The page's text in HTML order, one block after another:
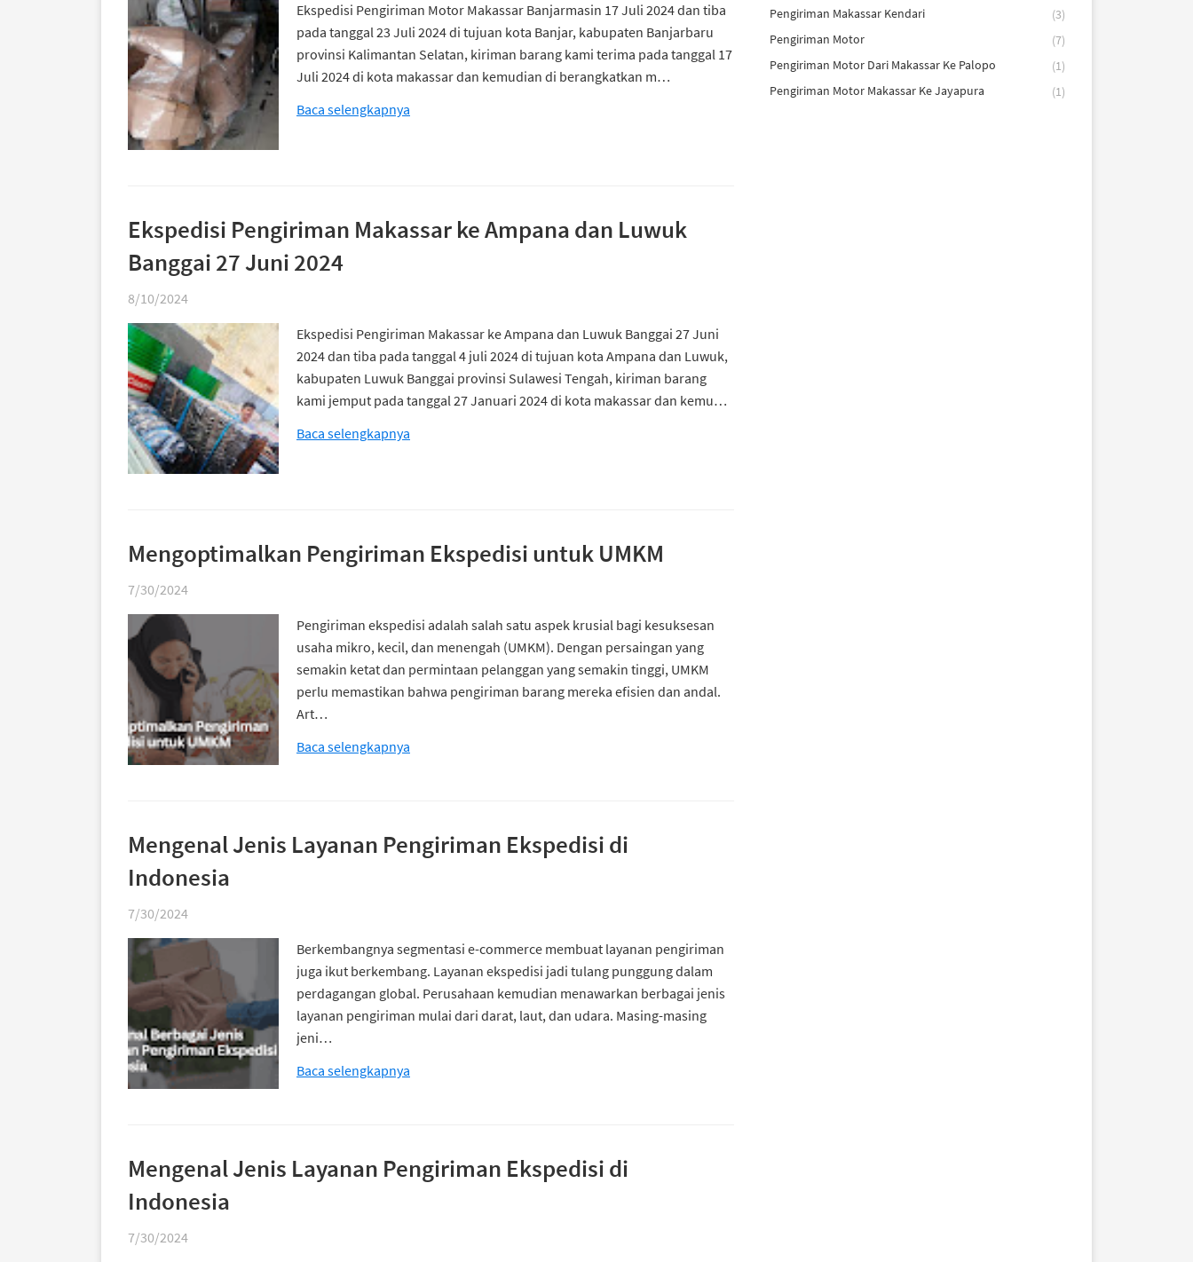
Ekspedisi Pengiriman Motor Makassar Banjarmasin 17 Juli 2024 dan tiba
pada tanggal 23 Juli 2024 di tujuan kota Banjar, kabupaten Banjarbaru
provinsi Kalimantan Selatan, kiriman barang kami terima pada tanggal 17
Juli 2024 di kota makassar dan kemudian di berangkatkan m…
Baca selengkapnya
Ekspedisi Pengiriman Makassar ke Ampana dan Luwuk
Banggai 27 Juni 2024
8/10/2024
Ekspedisi Pengiriman Makassar ke Ampana dan Luwuk Banggai 27 Juni
2024 dan tiba pada tanggal 4 juli 2024 di tujuan kota Ampana dan Luwuk,
kabupaten Luwuk Banggai provinsi Sulawesi Tengah, kiriman barang
kami jemput pada tanggal 27 Januari 2024 di kota makassar dan kemu…
Baca selengkapnya
Mengoptimalkan Pengiriman Ekspedisi untuk UMKM
7/30/2024
Pengiriman ekspedisi adalah salah satu aspek krusial bagi kesuksesan
usaha mikro, kecil, dan menengah (UMKM). Dengan persaingan yang
semakin ketat dan permintaan pelanggan yang semakin tinggi, UMKM
perlu memastikan bahwa pengiriman barang mereka efisien dan andal.
Art…
Baca selengkapnya
Mengenal Jenis Layanan Pengiriman Ekspedisi di
Indonesia
7/30/2024
Berkembangnya segmentasi e-commerce membuat layanan pengiriman
juga ikut berkembang. Layanan ekspedisi jadi tulang punggung dalam
perdagangan global. Perusahaan kemudian menawarkan berbagai jenis
layanan pengiriman mulai dari darat, laut, dan udara. Masing-masing
jeni…
Baca selengkapnya
Mengenal Jenis Layanan Pengiriman Ekspedisi di
Indonesia
7/30/2024
Pengiriman Makassar Kendari
(3)
Pengiriman Motor
(7)
Pengiriman Motor Dari Makassar Ke Palopo
(1)
Pengiriman Motor Makassar Ke Jayapura
(1)